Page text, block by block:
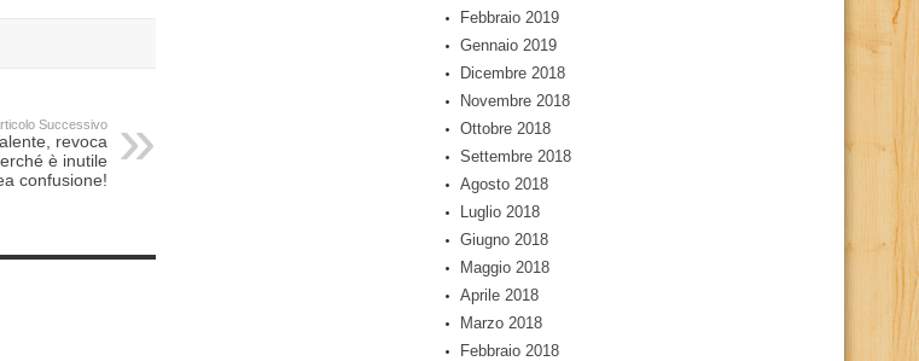
Successivo
revoca
è inutile
confusione!
Febbraio 2019
Gennaio 2019
Dicembre 2018
Novembre 2018
Ottobre 2018
Settembre 2018
Agosto 2018
Luglio 2018
Giugno 2018
Maggio 2018
Aprile 2018
Marzo 2018
Febbraio 2018